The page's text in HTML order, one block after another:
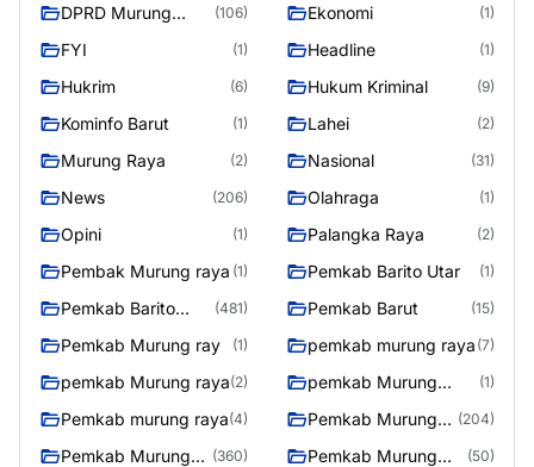
DPRD Murung
(106) Ekonomi (1)
FYI (1) Headline (1)
Hukrim (6) Hukum Kriminal (9)
Kominfo Barut (1) Lahei (2)
Murung Raya (2) Nasional (31)
News (206) Olahraga (1)
Opini (1) Palangka Raya (2)
Pembak Murung raya (1) Pemkab Barito Utar (1)
Pemkab Barito
(481) Pemkab Barut (15)
Pemkab Murung ray (1) pemkab murung raya (7)
pemkab Murung raya(2)
pemkab Murung
(1)
Pemkab murung raya(4)
Pemkab Murung
(204)
Pemkab Murung
(360)
Pemkab Murung
(50)